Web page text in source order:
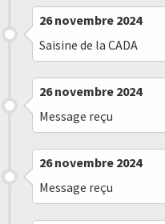
26 novembre 2024
Saisine de la CADA
26 novembre 2024
Message reçu
26 novembre 2024
Message reçu